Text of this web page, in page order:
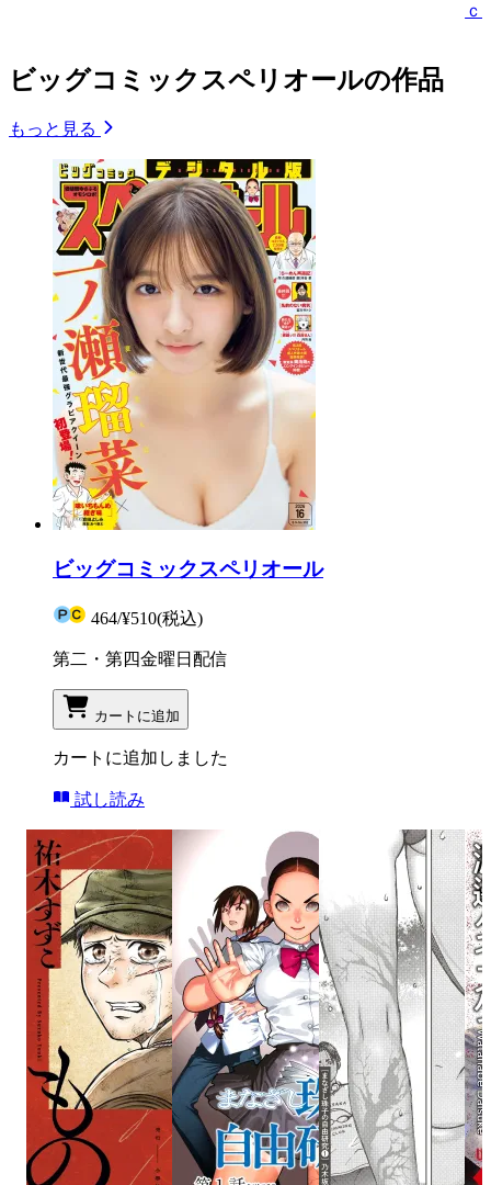
ｃ
ビッグコミックスペリオールの作品
もっと見る
ビッグコミックスペリオール
464/¥510(税込)
第二・第四金曜日配信
カートに追加
カートに追加しました
試し読み